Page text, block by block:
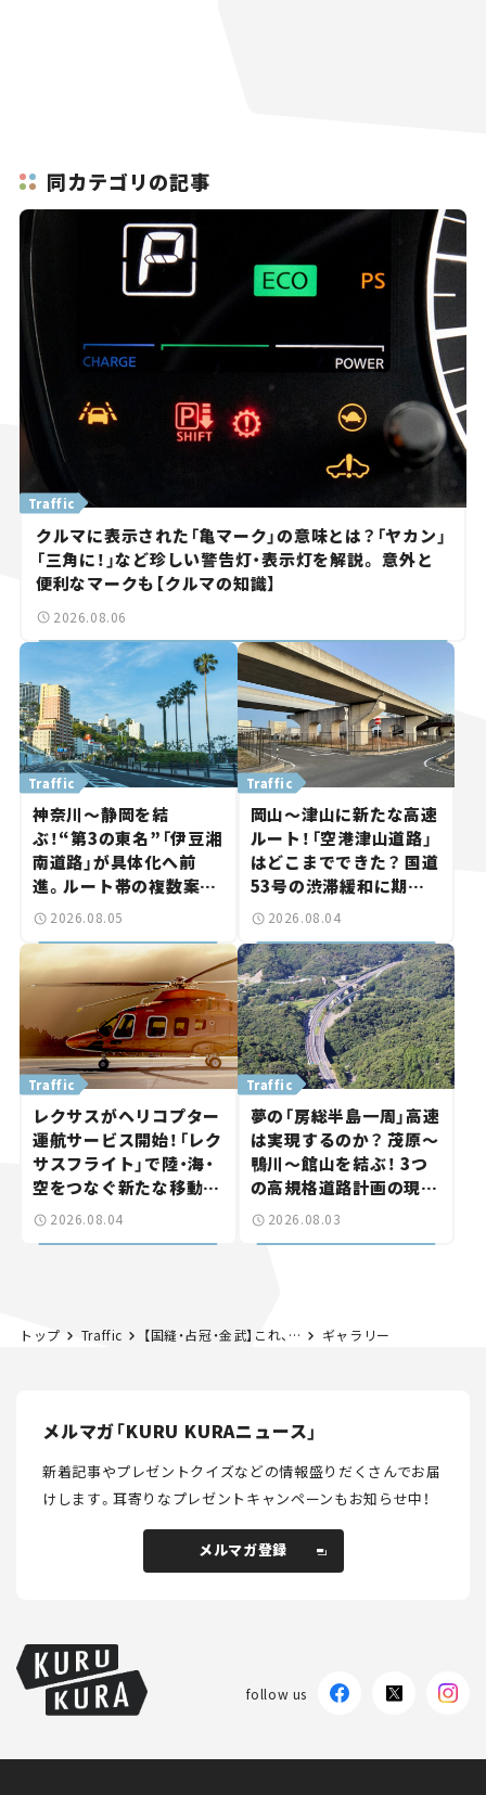
同カテゴリの記事
クルマに表示された「亀マーク」の意味とは？「ヤカン」
「三角に！」など珍しい警告灯・表示灯を解説。 意外と
便利なマークも【クルマの知識】
Traffic
2026.08.06
神奈川～静岡を結
ぶ！“第3の東名”「伊豆湘
南道路」が具体化へ前
進。ルート帯の複数案検
討へ。熱海まで信号ゼロ
道路計画】
Traffic
2026.08.05
岡山～津山に新たな高速
ルート！「空港津山道路」
はどこまでできた？ 国道
53号の渋滞緩和に期待。
岡山市側でも動きが【い
Traffic
2026.08.04
レクサスがヘリコプター
運航サービス開始！「レク
サスフライト」で陸・海・
空をつなぐ新たな移動体
験とは
Traffic
2026.08.04
夢の「房総半島一周」高速
は実現するのか？ 茂原～
鴨川～館山を結ぶ！ 3つ
の高規格道路計画の現
状。「館山鴨川道路」で検
Traffic
2026.08.03
トップ Traffic 【国縫・占冠・金武】これ、読める？ 高速道路の難読ICに挑戦！ ギャラリー
メルマガ「KURU KURAニュース」
新着記事やプレゼントクイズなどの情報盛りだくさんでお届
けします。耳寄りなプレゼントキャンペーンもお知らせ中！
メルマガ登録
follow us